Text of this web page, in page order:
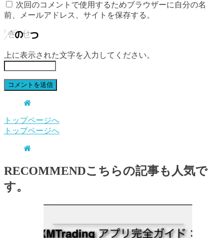
次回のコメントで使用するためブラウザーに自分の名
前、メールアドレス、サイトを保存する。
上に表示された文字を入力してください。
トップページへ
トップページへ
RECOMMENDこちらの記事も人気で
す。